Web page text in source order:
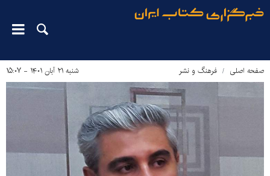
صفحه اصلی فرهنگ و نشر شنبه ۲۱ آبان ۱۴۰۱ - ۱۵:۰۷